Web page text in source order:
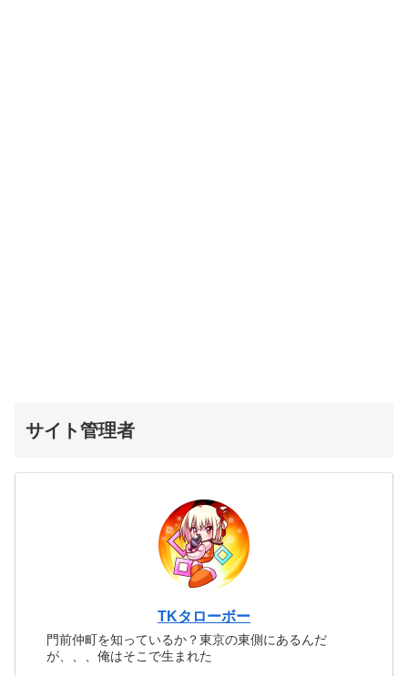
サイト管理者
TKタローボー
門前仲町を知っているか？東京の東側にあるんだ
が、、、俺はそこで生まれた